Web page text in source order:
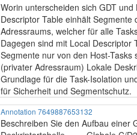
Worin unterscheiden sich GDT und
Descriptor Table einhält Segmente
Adressraums, welcher für alle
Dagegen sind mit Local Descriptor
Segmente nur von den Host-Tasks
(privater Adressraum) Lokale
Grundlage für die Task-Isolation
für Sicherheit und Segmentschutz.
Annotation 7649887653132
Beschreiben Sie den Aufbau einer